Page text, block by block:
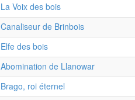
La Voix des bois
Canaliseur de Brinbois
Elfe des bois
Abomination de Llanowar
Brago, roi éternel